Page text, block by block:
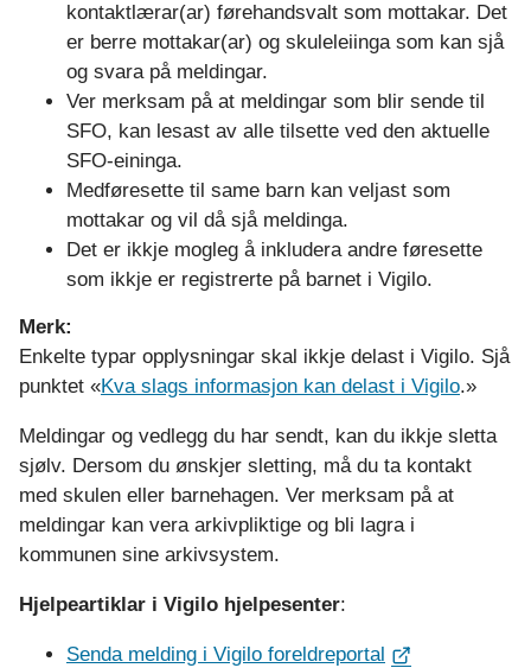
kontaktlærar(ar) førehandsvalt som mottakar. Det
er berre mottakar(ar) og skuleleiinga som kan sjå
og svara på meldingar.
Ver merksam på at meldingar som blir sende til
SFO, kan lesast av alle tilsette ved den aktuelle
SFO-eininga.
Medføresette til same barn kan veljast som
mottakar og vil då sjå meldinga.
Det er ikkje mogleg å inkludera andre føresette
som ikkje er registrerte på barnet i Vigilo.
Merk:
Enkelte typar opplysningar skal ikkje delast i Vigilo. Sjå
punktet «Kva slags informasjon kan delast i Vigilo.»
Meldingar og vedlegg du har sendt, kan du ikkje sletta
sjølv. Dersom du ønskjer sletting, må du ta kontakt
med skulen eller barnehagen. Ver merksam på at
meldingar kan vera arkivpliktige og bli lagra i
kommunen sine arkivsystem.
Hjelpeartiklar i Vigilo hjelpesenter:
Senda melding i Vigilo foreldreportal